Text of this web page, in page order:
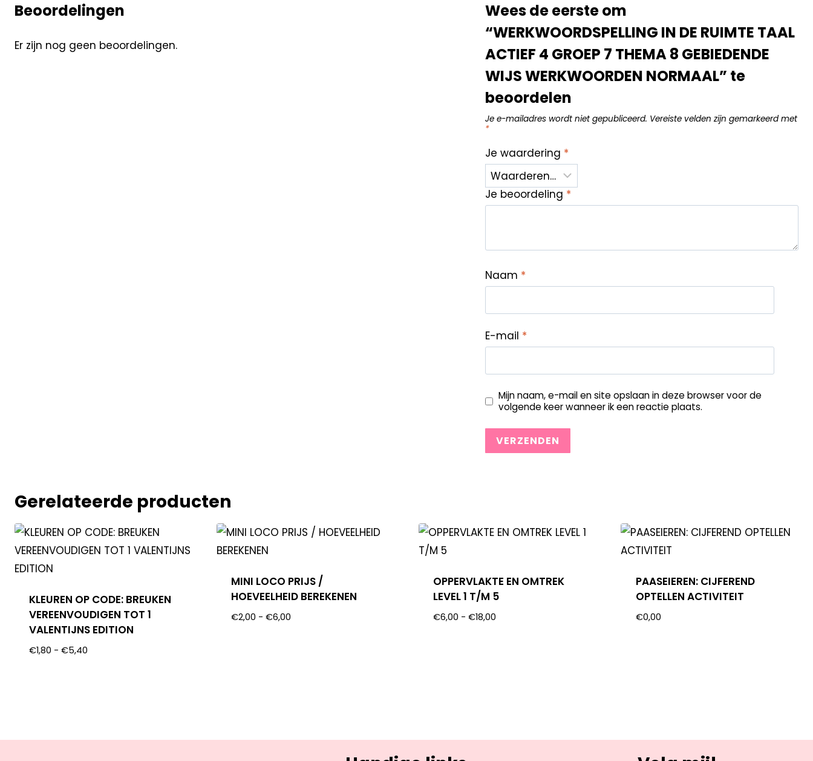
Beoordelingen
Er zijn nog geen beoordelingen.
Wees de eerste om
“WERKWOORDSPELLING IN DE RUIMTE TAAL
ACTIEF 4 GROEP 7 THEMA 8 GEBIEDENDE
WIJS WERKWOORDEN NORMAAL” te
beoordelen
Je e-mailadres wordt niet gepubliceerd. Vereiste velden zijn gemarkeerd met
*
Je waardering *
Je beoordeling *
Naam *
E-mail *
Mijn naam, e-mail en site opslaan in deze browser voor de
volgende keer wanneer ik een reactie plaats.
Gerelateerde producten
KLEUREN OP CODE: BREUKEN
VEREENVOUDIGEN TOT 1
VALENTIJNS EDITION
€1,80 - €5,40
MINI LOCO PRIJS /
HOEVEELHEID BEREKENEN
€2,00 - €6,00
OPPERVLAKTE EN OMTREK
LEVEL 1 T/M 5
€6,00 - €18,00
PAASEIEREN: CIJFEREND
OPTELLEN ACTIVITEIT
€0,00